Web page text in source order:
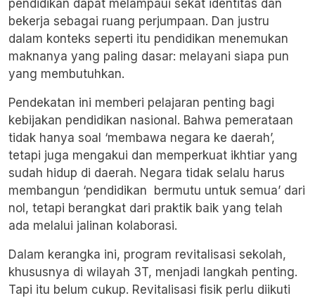
pendidikan dapat melampaui sekat identitas dan
bekerja sebagai ruang perjumpaan. Dan justru
dalam konteks seperti itu pendidikan menemukan
maknanya yang paling dasar: melayani siapa pun
yang membutuhkan.
Pendekatan ini memberi pelajaran penting bagi
kebijakan pendidikan nasional. Bahwa pemerataan
tidak hanya soal ‘membawa negara ke daerah’,
tetapi juga mengakui dan memperkuat ikhtiar yang
sudah hidup di daerah. Negara tidak selalu harus
membangun ‘pendidikan bermutu untuk semua’ dari
nol, tetapi berangkat dari praktik baik yang telah
ada melalui jalinan kolaborasi.
Dalam kerangka ini, program revitalisasi sekolah,
khususnya di wilayah 3T, menjadi langkah penting.
Tapi itu belum cukup. Revitalisasi fisik perlu diikuti